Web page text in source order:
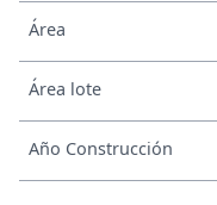
Área
Área lote
Año Construcción